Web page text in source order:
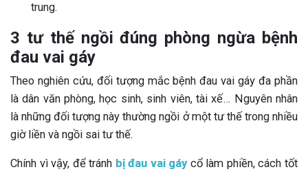
trung.
3 tư thế ngồi đúng phòng ngừa bệnh
đau vai gáy
Theo nghiên cứu, đối tượng mắc bệnh đau vai gáy đa phần
là dân văn phòng, học sinh, sinh viên, tài xế… Nguyên nhân
là những đối tượng này thường ngồi ở một tư thế trong nhiều
giờ liền và ngồi sai tư thế.
Chính vì vậy, để tránh bị đau vai gáycổ làm phiền, cách tốt